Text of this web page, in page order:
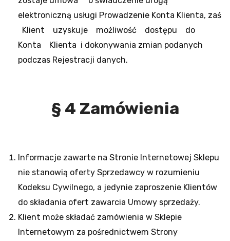
elektroniczną usługi Prowadzenie Konta Klienta, zaś
Klient uzyskuje możliwość dostępu do
Konta Klienta i dokonywania zmian podanych
podczas Rejestracji danych.
§ 4 Zamówienia
Informacje zawarte na Stronie Internetowej Sklepu
nie stanowią oferty Sprzedawcy w rozumieniu
Kodeksu Cywilnego, a jedynie zaproszenie Klientów
do składania ofert zawarcia Umowy sprzedaży.
Klient może składać zamówienia w Sklepie
Internetowym za pośrednictwem Strony